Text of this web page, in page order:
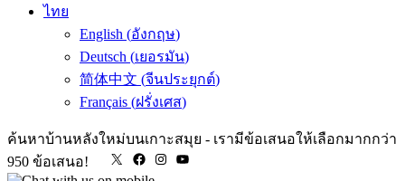
ไทย
English (อังกฤษ)
Deutsch (เยอรมัน)
简体中文 (จีนประยุกต์)
Français (ฝรั่งเศส)
ค้นหาบ้านหลังใหม่บนเกาะสมุย - เรามีข้อเสนอให้เลือกมากกว่า
950 ข้อเสนอ!
X FacebookInstagram